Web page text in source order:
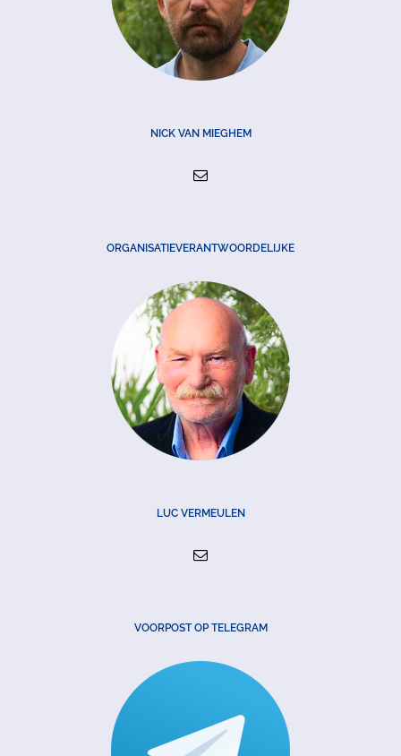
NICK VAN MIEGHEM
ORGANISATIEVERANTWOORDELIJKE
LUC VERMEULEN
VOORPOST OP TELEGRAM